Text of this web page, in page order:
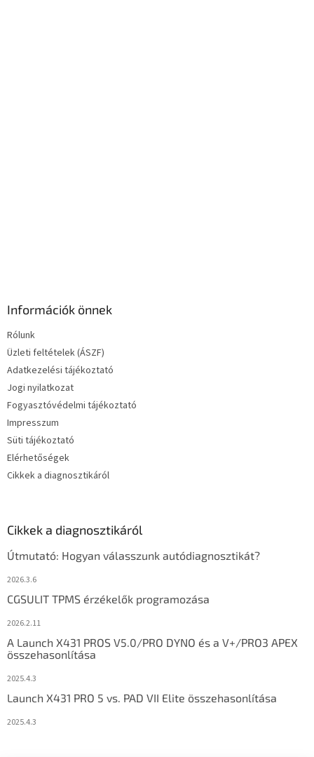
Információk önnek
Rólunk
Üzleti feltételek (ÁSZF)
Adatkezelési tájékoztató
Jogi nyilatkozat
Fogyasztóvédelmi tájékoztató
Impresszum
Süti tájékoztató
Elérhetőségek
Cikkek a diagnosztikáról
Cikkek a diagnosztikáról
Útmutató: Hogyan válasszunk autódiagnosztikát?
2026.3.6
CGSULIT TPMS érzékelők programozása
2026.2.11
A Launch X431 PROS V5.0/PRO DYNO és a V+/PRO3 APEX
összehasonlítása
2025.4.3
Launch X431 PRO 5 vs. PAD VII Elite összehasonlítása
2025.4.3